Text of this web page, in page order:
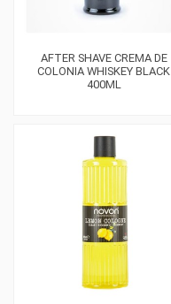
AFTER SHAVE CREMA DE
COLONIA WHISKEY BLACK
400ML